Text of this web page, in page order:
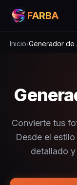
FARBA
Inicio/Generador de
Convierte tus
Desde el
detallado